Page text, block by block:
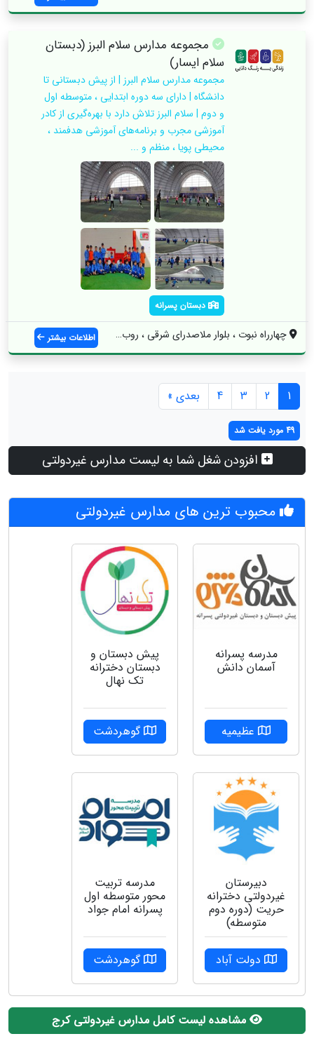
مجموعه مدارس سلام البرز (دبستان
سلام ایسار)
مجموعه مدارس سلام البرز | از پیش دبستانی تا
دانشگاه | دارای سه دوره ابتدایی ، متوسطه اول
و دوم | سلام البرز تلاش دارد با بهره‌گیری از کادر
آموزشی مجرب و برنامه‌های آموزشی هدفمند ،
محیطی پویا ، منظم و ...
دبستان پسرانه
چهارراه نبوت ، بلوار ملاصدرای شرقی ، روب... اطلاعات بیشتر
1
2
3
4 بعدی »
49 مورد یافت شد
افزودن شغل شما به لیست مدارس غیردولتی
محبوب ترین های مدارس غیردولتی
مدرسه پسرانه
آسمان دانش
عظیمیه
پیش دبستان و
دبستان دخترانه
تک نهال
گوهردشت
دبیرستان
غیردولتی دخترانه
حریت (دوره دوم
متوسطه)
دولت آباد
مدرسه تربیت
محور متوسطه اول
پسرانه امام جواد
گوهردشت
مشاهده لیست کامل مدارس غیردولتی کرج